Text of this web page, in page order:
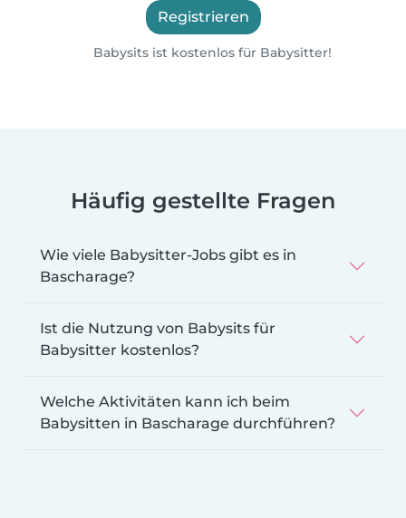
Registrieren
Babysits ist kostenlos für Babysitter!
Häufig gestellte Fragen
Wie viele Babysitter-Jobs gibt es in
Bascharage?
Ist die Nutzung von Babysits für
Babysitter kostenlos?
Welche Aktivitäten kann ich beim
Babysitten in Bascharage durchführen?